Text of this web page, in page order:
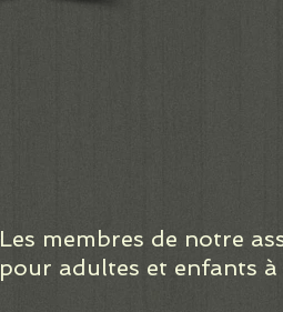
Les membres de notre
pour adultes et enfants